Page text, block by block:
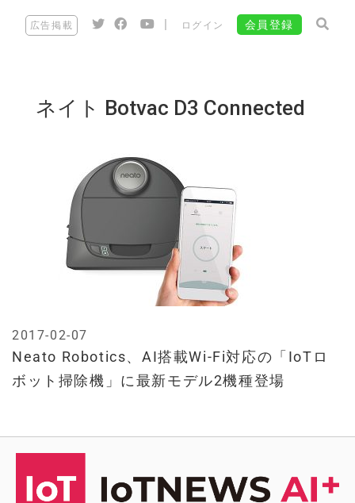
広告掲載 ログイン 会員登録
ネイト Botvac D3 Connected
Neato Robotics、AI搭載Wi-Fi対応の「IoTロ
ボット掃除機」に最新モデル2機種登場
2017-02-07